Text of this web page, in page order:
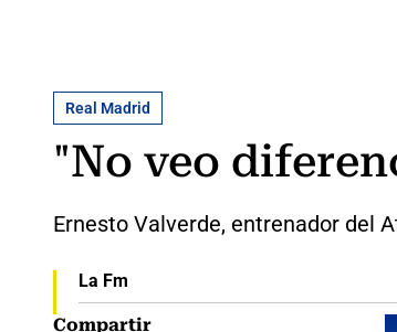
Real Madrid
"No veo
Ernesto Valverde, entrenador del
La Fm
Compartir